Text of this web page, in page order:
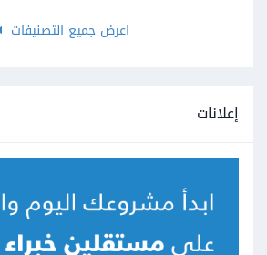
اعرض جميع التصنيفات
إعلانات